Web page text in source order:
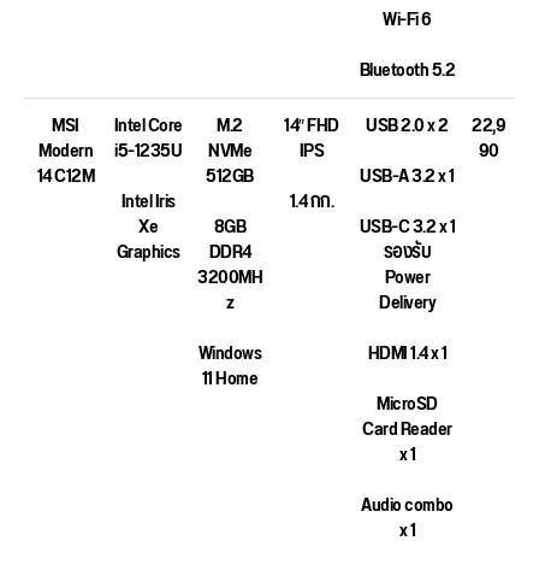
Wi-Fi 6
Bluetooth 5.2
MSI
Modern
14 C12M
Intel Core
i5-1235U
Intel Iris
Xe
Graphics
M.2
NVMe
512GB
8GB
DDR4
3200MH
z
Windows
11 Home
14″ FHD
IPS
1.4 กก.
USB 2.0 x 2
USB-A 3.2 x 1
USB-C 3.2 x 1
รองรับ
Power
Delivery
HDMI 1.4 x 1
MicroSD
Card Reader
x 1
Audio combo
x 1
22,9
90